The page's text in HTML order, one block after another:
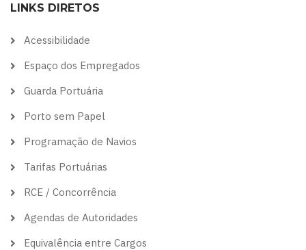
themethemevisibility
theme
LINKS DIRETOS
Acessibilidade
Espaço dos Empregados
Guarda Portuária
Porto sem Papel
Programação de Navios
Tarifas Portuárias
RCE / Concorrência
Agendas de Autoridades
Equivalência entre Cargos